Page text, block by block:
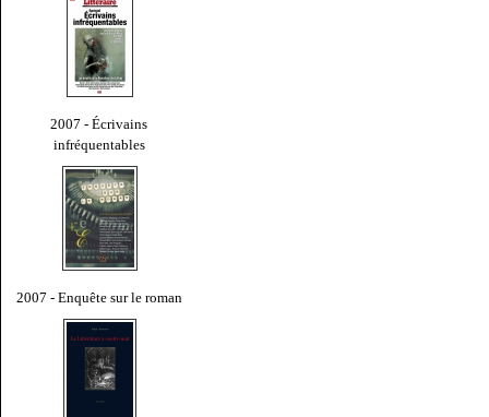
2007 - Écrivains
infréquentables
2007 - Enquête sur le roman